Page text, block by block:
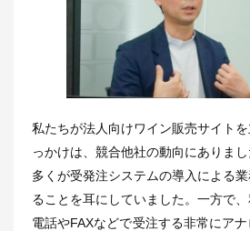
私たちが法人向けワイン販売サイト
っかけは、競合他社の動向にありま
多くが受発注システムの導入による
ることを耳にしていました。一方で
電話やFAXなどで受注する非常にア